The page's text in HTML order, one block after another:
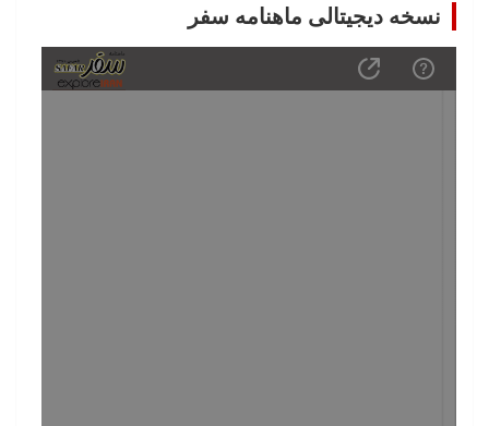
نسخه دیجیتالی ماهنامه سفر